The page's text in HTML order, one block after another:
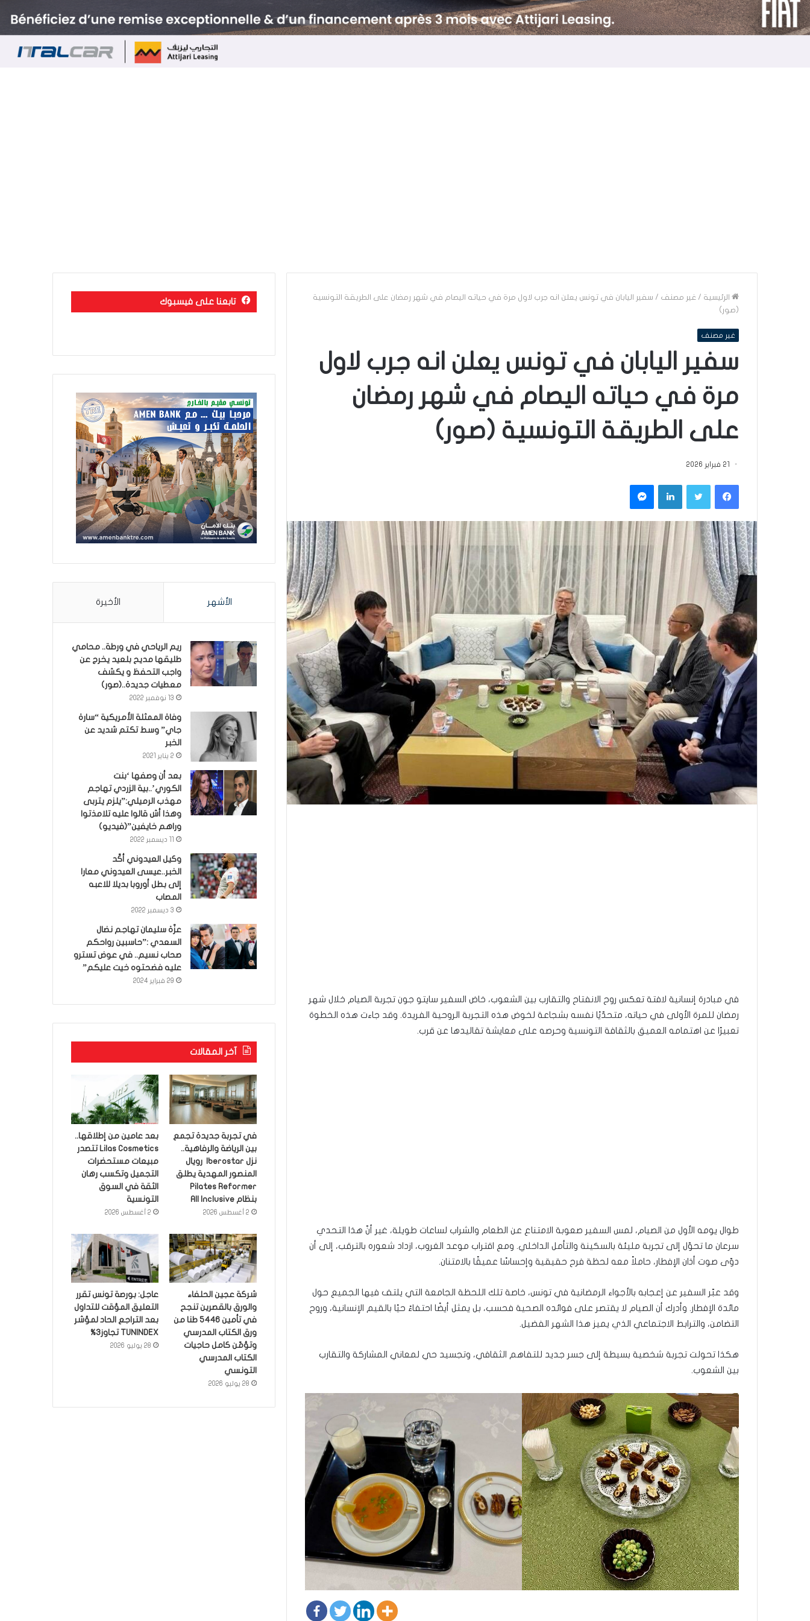
الرئيسية / غير مصنف / سفير اليابان في تونس يعلن انه جرب لاول مرة في حياته اليصام في شهر رمضان على الطريقة التونسية
(صور)
غير مصنف
سفير اليابان في تونس يعلن انه جرب لاول
مرة في حياته اليصام في شهر رمضان
على الطريقة التونسية (صور)
21 فبراير 2026
فيسبوكتويتر لينكدإن ماسنجر
في مبادرة إنسانية لافتة تعكس روح الانفتاح والتقارب بين الشعوب، خاض السفير سايتو جون تجربة الصيام خلال شهر
رمضان للمرة الأولى في حياته، متحدّيًا نفسه بشجاعة لخوض هذه التجربة الروحية الفريدة. وقد جاءت هذه الخطوة
تعبيرًا عن اهتمامه العميق بالثقافة التونسية وحرصه على معايشة تقاليدها عن قرب.
طوال يومه الأول من الصيام، لمس السفير صعوبة الامتناع عن الطعام والشراب لساعات طويلة، غير أنّ هذا التحدي
سرعان ما تحوّل إلى تجربة مليئة بالسكينة والتأمل الداخلي. ومع اقتراب موعد الغروب، ازداد شعوره بالترقب، إلى أن
دوّى صوت أذان الإفطار، حاملاً معه لحظة فرح حقيقية وإحساسًا عميقًا بالامتنان.
وقد عبّر السفير عن إعجابه بالأجواء الرمضانية في تونس، خاصة تلك اللحظة الجامعة التي يلتف فيها الجميع حول
مائدة الإفطار. وأدرك أن الصيام لا يقتصر على فوائده الصحية فحسب، بل يمثل أيضًا احتفاءً حيًا بالقيم الإنسانية، وروح
التضامن، والترابط الاجتماعي الذي يميز هذا الشهر الفضيل.
هكذا تحولت تجربة شخصية بسيطة إلى جسر جديد للتفاهم الثقافي، وتجسيد حي لمعاني المشاركة والتقارب
بين الشعوب.
تابعنا على فيسبوك
الأشهر الأخيرة
ريم الرياحي في ورطة.. محامي
طليقها مديح بلعيد يخرج عن
واجب التحفظ و يكشف
معطيات جديدة..(صور)
13 نوفمبر 2022
وفاة الممثلة الأمريكية “سارة
جاي” وسط تكتم شديد عن
الخبر
2 يناير 2021
بعد أن وصفها ‘بنت
الكوري’..بية الزردي تهاجم
مهذب الرميلي:”يلزم يتربى
وهذا أش قالوا عليه تلامذتوا
وراهم خايفين”(فيديو)
وكيل العيدوني أكّد
الخبر..عيسى العيدوني معارا
إلى بطل أوروبا بديلا للاعبه
المصاب
3 ديسمبر 2022
عزّة سليمان تهاجم نضال
السعدي :”حاسبين رواحكم
صحاب نسيم.. في عوض تسترو
عليه فضحتوه خيت عليكم”
29 فبراير 2024
آخر المقالات
في تجربة جديدة تجمع
بين الرياضة والرفاهية..
نزل Iberostar رويال
المنصور المهدية يطلق
Pilates Reformer
بنظام All Inclusive
2 أغسطس 2026
بعد عامين من إطلاقها..
Lilas Cosmetics تتصدر
مبيعات مستحضرات
التجميل وتكسب رهان
الثقة في السوق
التونسية
2 أغسطس 2026
شركة عجين الحلفاء
والورق بالقصرين تنجح
في تأمين 5446 طنا من
ورق الكتاب المدرسي
وتؤمّن كامل حاجيات
الكتاب المدرسي
التونسي
28 يوليو 2026
عاجل: بورصة تونس تقرر
التعليق المؤقت للتداول
بعد التراجع الحاد لمؤشر
TUNINDEX تجاوز3%
28 يوليو 2026